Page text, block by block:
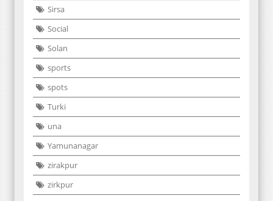
Sirsa
Social
Solan
sports
spots
Turki
una
Yamunanagar
zirakpur
zirkpur